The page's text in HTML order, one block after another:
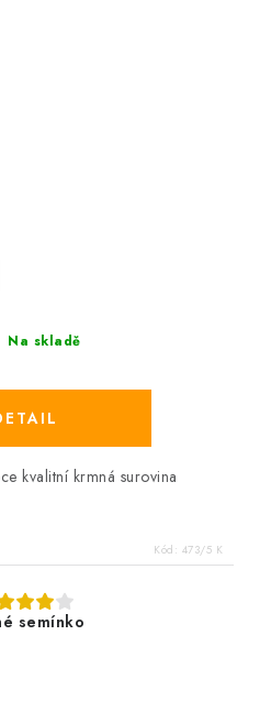
Na skladě
kvalitní krmná surovina
Kód: 473/5 K
semínko